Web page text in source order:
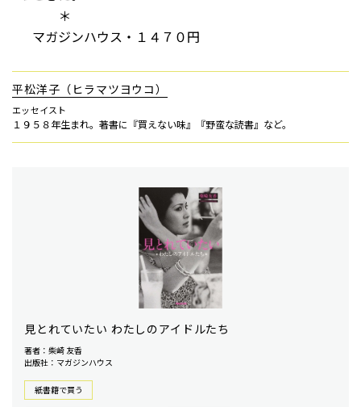
＊
マガジンハウス・１４７０円
平松洋子（ヒラマツヨウコ）
エッセイスト
１９５８年生まれ。著書に『買えない味』『野蛮な読書』など。
見とれていたい わたしのアイドルたち
著者：柴崎 友香
出版社：マガジンハウス
紙書籍で買う